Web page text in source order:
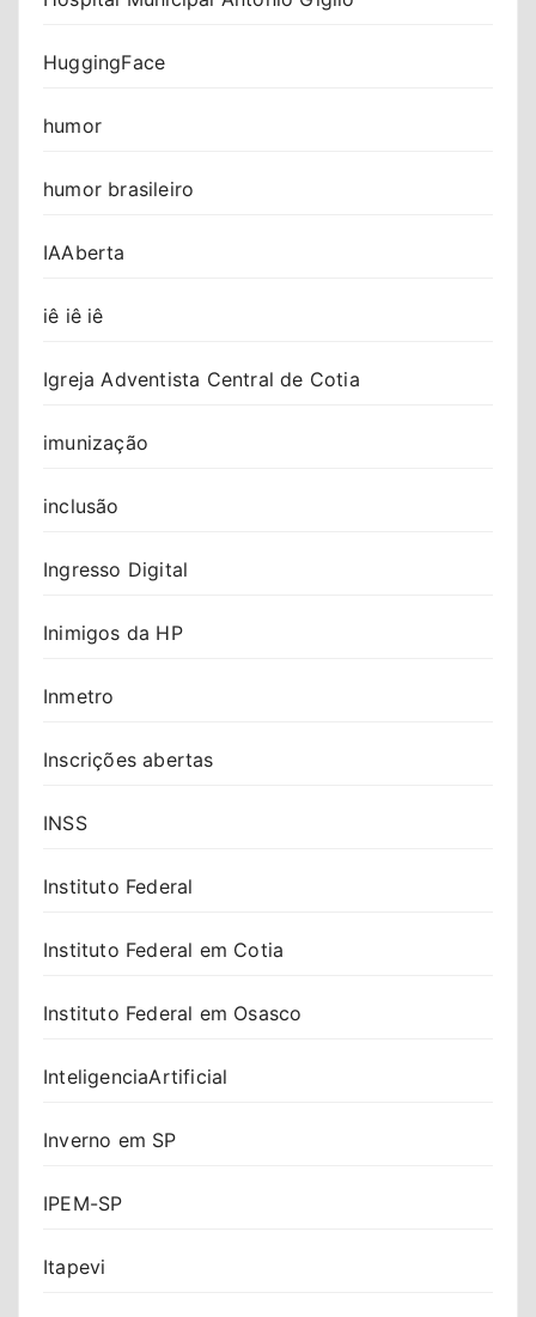
HuggingFace
humor
humor brasileiro
IAAberta
iê iê iê
Igreja Adventista Central de Cotia
imunização
inclusão
Ingresso Digital
Inimigos da HP
Inmetro
Inscrições abertas
INSS
Instituto Federal
Instituto Federal em Cotia
Instituto Federal em Osasco
InteligenciaArtificial
Inverno em SP
IPEM-SP
Itapevi